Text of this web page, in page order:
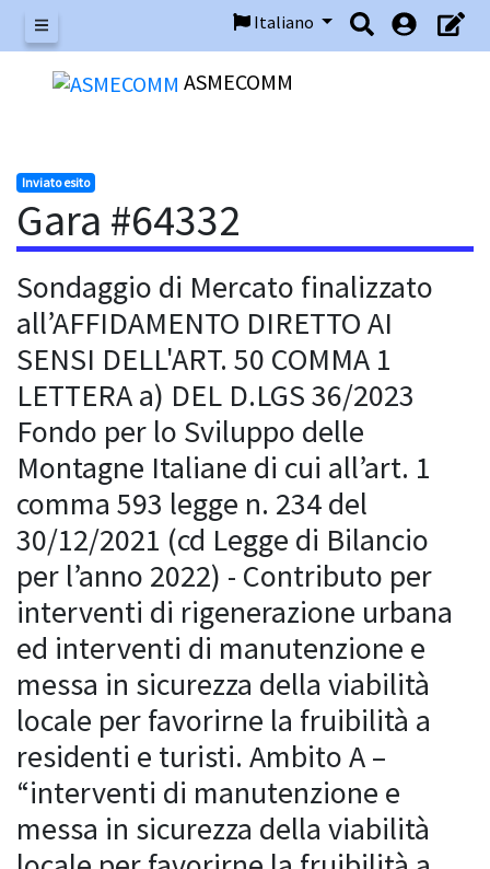
Menu
Italiano
ASMECOMM
Inviato esito
Gara #64332
Sondaggio di Mercato finalizzato
all’AFFIDAMENTO DIRETTO AI
SENSI DELL'ART. 50 COMMA 1
LETTERA a) DEL D.LGS 36/2023
Fondo per lo Sviluppo delle
Montagne Italiane di cui all’art. 1
comma 593 legge n. 234 del
30/12/2021 (cd Legge di Bilancio
per l’anno 2022) - Contributo per
interventi di rigenerazione urbana
ed interventi di manutenzione e
messa in sicurezza della viabilità
locale per favorirne la fruibilità a
residenti e turisti. Ambito A –
“interventi di manutenzione e
messa in sicurezza della viabilità